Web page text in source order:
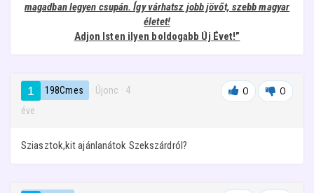
magadban legyen csupán. Így várhatsz jobb jövőt, szebb magyar
életet!
Adjon Isten ilyen boldogabb Új Évet!”
198Cmes · Újonc · 4
éve
0 0
Sziasztok,kit ajánlanátok Szekszárdról?